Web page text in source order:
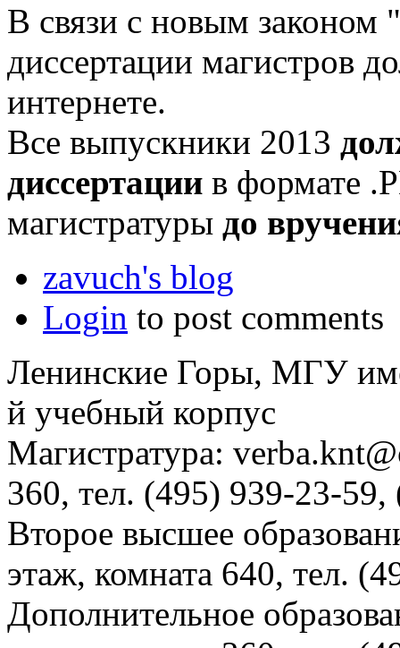
В связи с новым
диссертации магистров
интернете.
Все выпускники 2013
диссертации в формате
магистратуры до
zavuch's blog
Login to post comments
Ленинские Горы, МГУ
й учебный корпус
Магистратура:
360, тел. (495) 939-23-
Второе высшее
этаж, комната 640, тел.
Дополнительное